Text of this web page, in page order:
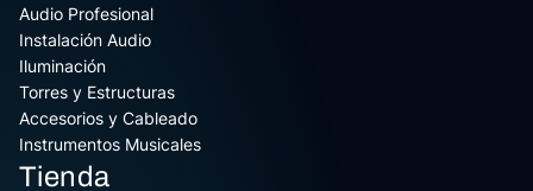
Audio Profesional
Instalación Audio
Iluminación
Torres y Estructuras
Accesorios y Cableado
Instrumentos Musicales
Tienda